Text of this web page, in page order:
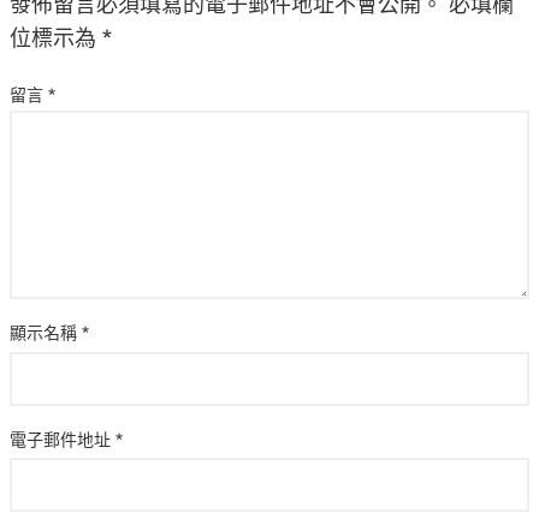
位標示為 *
留言 *
顯示名稱 *
電子郵件地址 *